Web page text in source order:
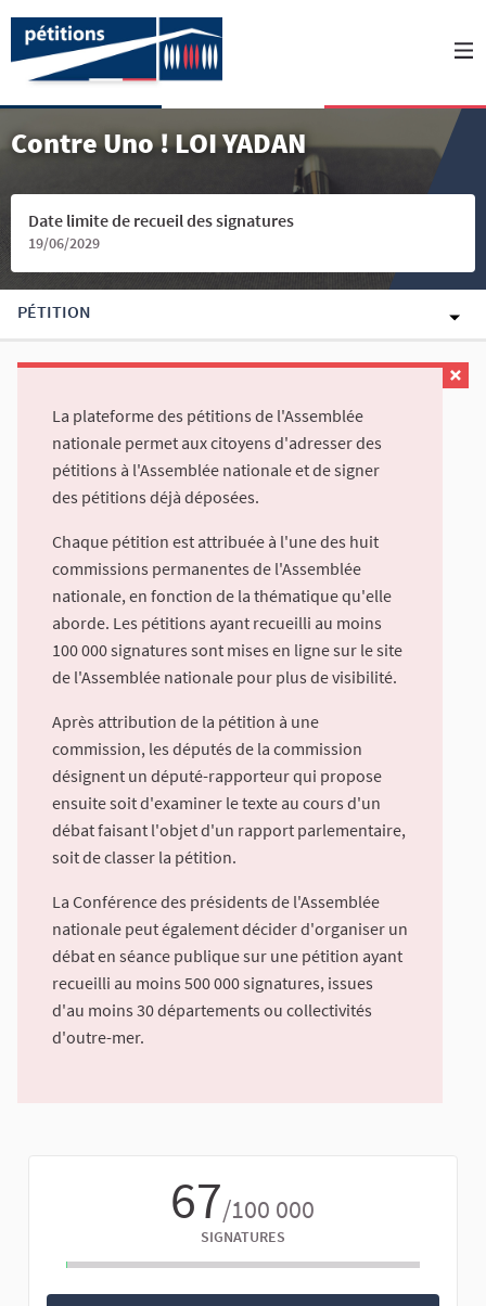
Contre Uno ! LOI YADAN
Date limite de recueil des signatures
19/06/2029
PÉTITION
La plateforme des pétitions de l'Assemblée
nationale permet aux citoyens d'adresser des
pétitions à l'Assemblée nationale et de signer
des pétitions déjà déposées.
Chaque pétition est attribuée à l'une des huit
commissions permanentes de l'Assemblée
nationale, en fonction de la thématique qu'elle
aborde. Les pétitions ayant recueilli au moins
100 000 signatures sont mises en ligne sur le site
de l'Assemblée nationale pour plus de visibilité.
Après attribution de la pétition à une
commission, les députés de la commission
désignent un député-rapporteur qui propose
ensuite soit d'examiner le texte au cours d'un
débat faisant l'objet d'un rapport parlementaire,
soit de classer la pétition.
La Conférence des présidents de l'Assemblée
nationale peut également décider d'organiser un
débat en séance publique sur une pétition ayant
recueilli au moins 500 000 signatures, issues
d'au moins 30 départements ou collectivités
d'outre-mer.
67/100 000
SIGNATURES